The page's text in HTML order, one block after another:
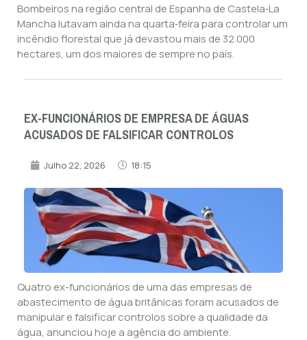
Bombeiros na região central de Espanha de Castela‑La
Mancha lutavam ainda na quarta‑feira para controlar um
incêndio florestal que já devastou mais de 32.000
hectares, um dos maiores de sempre no país.
EX-FUNCIONÁRIOS DE EMPRESA DE ÁGUAS
ACUSADOS DE FALSIFICAR CONTROLOS
Julho 22, 2026 18:15
Quatro ex-funcionários de uma das empresas de
abastecimento de água britânicas foram acusados de
manipular e falsificar controlos sobre a qualidade da
água, anunciou hoje a agência do ambiente.